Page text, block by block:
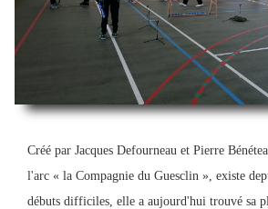
Créé par Jacques Defourneau et Pierre
l'arc « la Compagnie du Guesclin », existe
débuts difficiles, elle a aujourd'hui trouvé sa